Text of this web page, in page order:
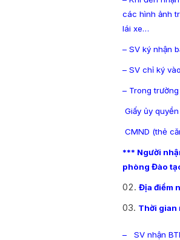
các hình ảnh
lái xe…
– SV ký nhận
– SV chỉ ký
– Trong
Giấy ủy
CMND (thẻ
*** Người
phòng Đào
Địa điểm
Thời gian
– SV nhận